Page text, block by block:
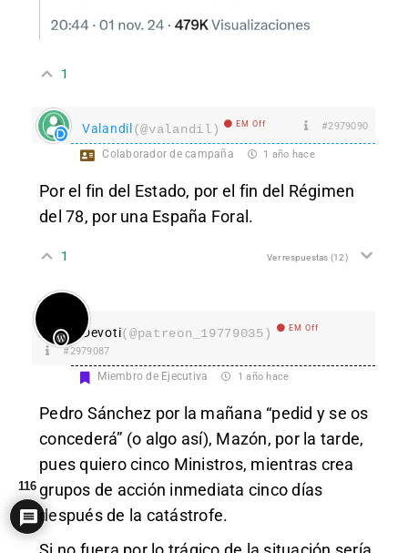
1
Valandil (@valandil) EM Off #2979090
Colaborador de campaña 1 año hace
Por el fin del Estado, por el fin del Régimen
del 78, por una España Foral.
1 Ver respuestas (12)
Devoti(@patreon_19779035) EM Off
#2979087
Miembro de Ejecutiva 1 año hace
Pedro Sánchez por la mañana “pedid y se os
concederá” (o algo así), Mazón, por la tarde,
pues quiero cinco Ministros, mientras crea
grupos de acción inmediata cinco días
después de la catástrofe.
116